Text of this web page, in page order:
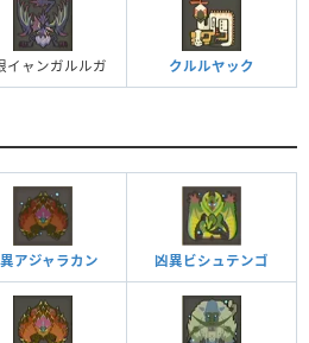
イャンガルルガ クルルヤック
アジャラカン 凶異ビシュテンゴ